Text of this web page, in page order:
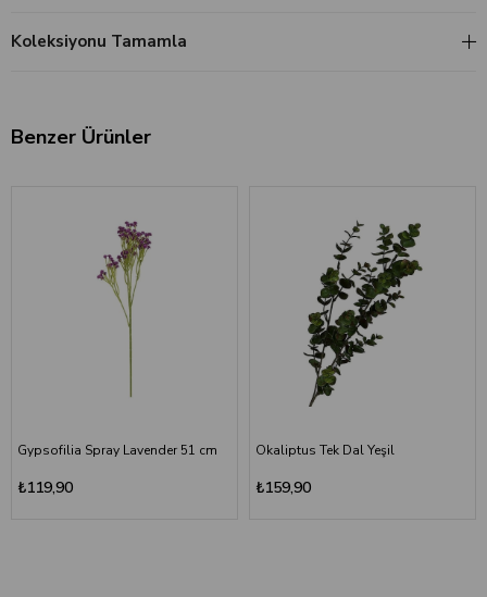
Koleksiyonu Tamamla
Benzer Ürünler
Gypsofilia Spray Lavender 51 cm
₺119,90
Okaliptus Tek Dal Yeşil
₺159,90